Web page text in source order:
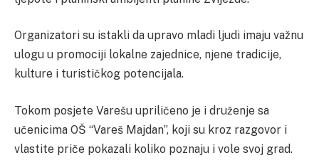
Organizatori su istakli da upravo mladi ljudi imaju važnu
ulogu u promociji lokalne zajednice, njene tradicije,
kulture i turističkog potencijala.
Tokom posjete Varešu upriličeno je i druženje sa
učenicima OŠ “Vareš Majdan”, koji su kroz razgovor i
vlastite priče pokazali koliko poznaju i vole svoj grad.